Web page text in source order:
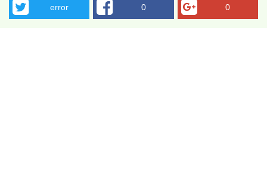
error 0 0